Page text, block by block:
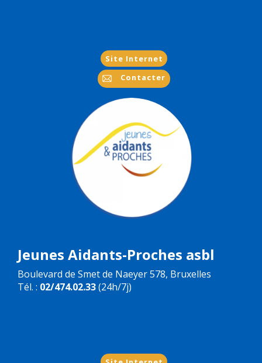
Site Internet
Contacter
Jeunes Aidants-Proches asbl
Boulevard de Smet de Naeyer 578, Bruxelles
Tél. : 02/474.02.33(24h/7j)